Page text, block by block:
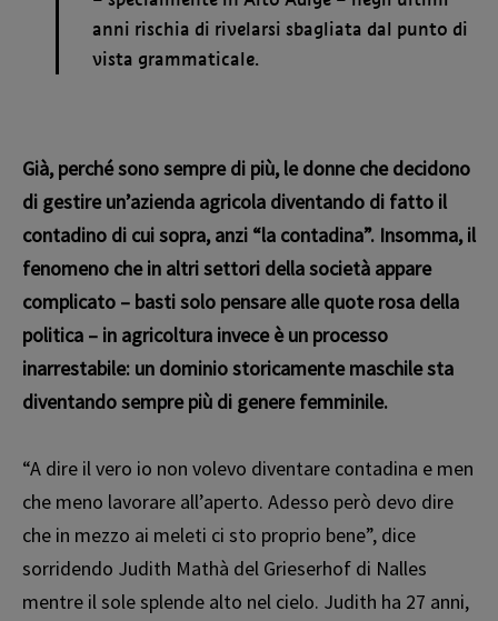
anni rischia di rivelarsi sbagliata dal punto di
vista grammaticale.
Già, perché sono sempre di più, le donne che decidono
di gestire un’azienda agricola diventando di fatto il
contadino di cui sopra, anzi “la contadina”. Insomma, il
fenomeno che in altri settori della società appare
complicato – basti solo pensare alle quote rosa della
politica – in agricoltura invece è un processo
inarrestabile: un dominio storicamente maschile sta
diventando sempre più di genere femminile.
“A dire il vero io non volevo diventare contadina e men
che meno lavorare all’aperto. Adesso però devo dire
che in mezzo ai meleti ci sto proprio bene”, dice
sorridendo Judith Mathà del Grieserhof di Nalles
mentre il sole splende alto nel cielo. Judith ha 27 anni,